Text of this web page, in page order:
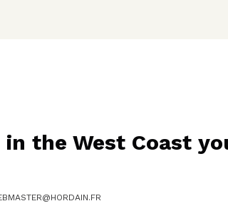
in the West Coast